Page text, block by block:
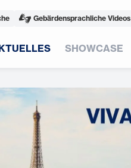
Gebärdensprachliche Videos
SHOWCASE